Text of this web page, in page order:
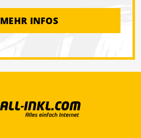
MEHR INFOS